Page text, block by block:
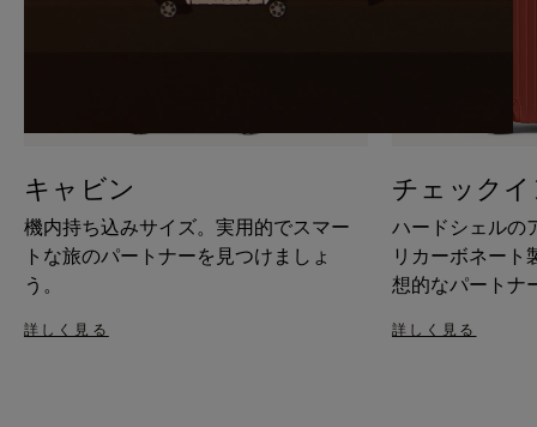
キャビン
機内持ち込みサイズ。実用的でスマー
トな旅のパートナーを見つけましょ
う。
詳しく見る
チェック
ハードシェルの
リカーボネート
想的なパートナ
詳しく見る